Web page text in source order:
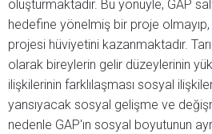
oluşturmaktadır. Bu yönüyle, GAP
hedefine yönelmiş bir proje
projesi hüviyetini kazanmaktadır.
olarak bireylerin gelir düzeylerinin
ilişkilerinin farklılaşması sosyal
yansıyacak sosyal gelişme ve
nedenle GAP'ın sosyal boyutunun